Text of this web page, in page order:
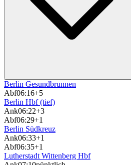
Berlin Gesundbrunnen
Abf06:16+5
Berlin Hbf (tief)
Ank06:22+3
Abf06:29+1
Berlin Südkreuz
Ank06:33+1
Abf06:35+1
Lutherstadt Wittenberg Hbf